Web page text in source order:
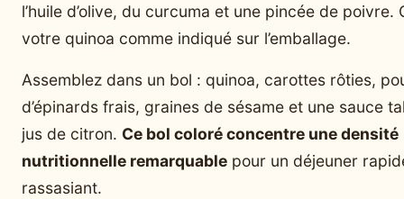
l’huile d’olive, du curcuma et une pincée de poivre.
votre quinoa comme indiqué sur l’emballage.
Assemblez dans un bol : quinoa, carottes rôties,
d’épinards frais, graines de sésame et une sauce
jus de citron. Ce bol coloré concentre une densité
nutritionnelle remarquable pour un déjeuner
rassasiant.